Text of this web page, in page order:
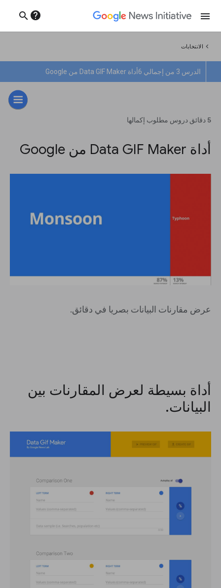
menu
help
search
chevron_left الانتخابات
الدرس 3 من إجمالي 6 أداة Data GIF Maker من Google
5 دقائق دروس مطلوب إكمالها
أداة Data GIF Maker من Google
عرض مقارنات البيانات بصريا في دقائق.
أداة بسيطة لعرض المقارنات بين
البيانات.